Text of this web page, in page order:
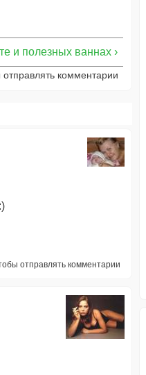
и полезных ваннах ›
отправлять комментарии
отправлять комментарии